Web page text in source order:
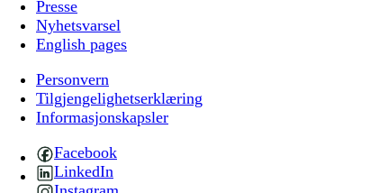
Presse
Nyhetsvarsel
English pages
Personvern
Tilgjengelighetserklæring
Informasjonskapsler
Facebook
LinkedIn